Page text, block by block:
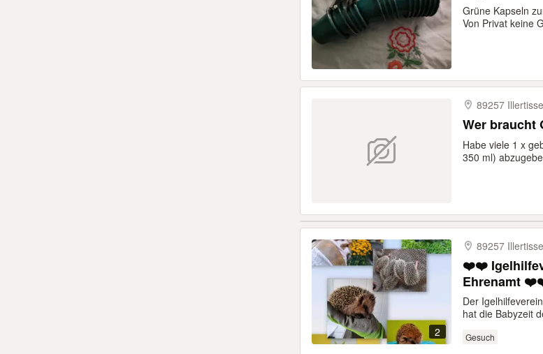
Grüne Kapseln
Von Privat keine
89257
Wer braucht
Habe viele 1 x
350 ml)
2
89257
❤️❤️ Igelhilfeverein e.V.
Ehrenamt
Der
hat die Babyzeit
Gesuch